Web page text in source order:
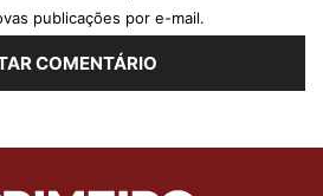
publicações por e-mail.